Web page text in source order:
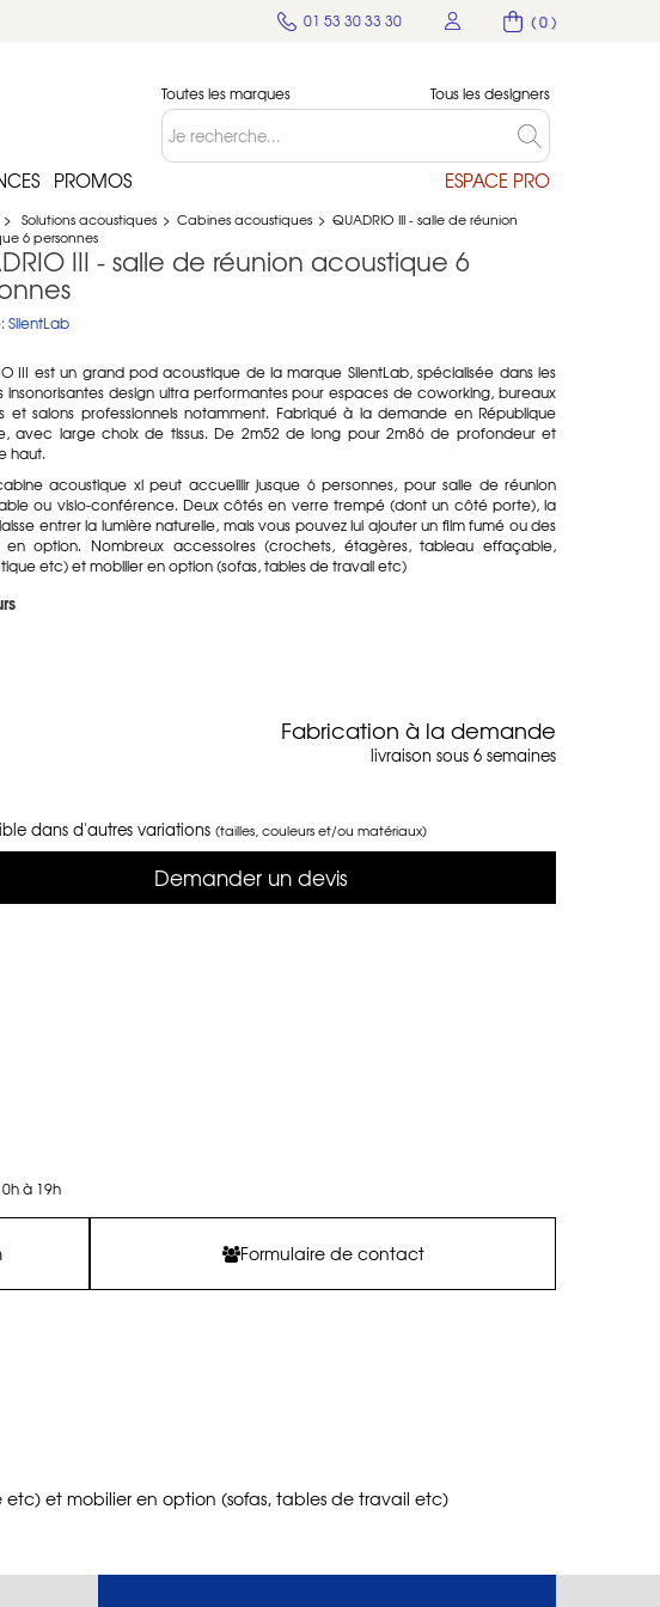
( 0 )
01 53 30 33 30
Toutes les marques Tous les designers
PROMOS ESPACE PRO
> Solutions acoustiques > Cabines acoustiques > QUADRIO III - salle de réunion
6 personnes
III - salle de réunion acoustique 6
SilentLab
III est un grand pod acoustique de la marque SilentLab, spécialisée dans les
insonorisantes design ultra performantes pour espaces de coworking, bureaux
et salons professionnels notamment. Fabriqué à la demande en République
avec large choix de tissus. De 2m52 de long pour 2m86 de profondeur et
haut.
acoustique xl peut accueillir jusque 6 personnes, pour salle de réunion
ou visio-conférence. Deux côtés en verre trempé (dont un côté porte), la
entrer la lumière naturelle, mais vous pouvez lui ajouter un film fumé ou des
en option. Nombreux accessoires (crochets, étagères, tableau effaçable,
etc) et mobilier en option (sofas, tables de travail etc)
Fabrication à la demande
livraison sous 6 semaines
dans d'autres variations (tailles, couleurs et/ou matériaux)
Demander un devis
à 19h
Formulaire de contact
et mobilier en option (sofas, tables de travail etc)